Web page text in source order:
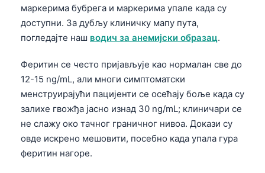
маркерима бубрега и маркерима упале када су
доступни. За дубљу клиничку мапу пута,
погледајте наш водич за анемијски образац.
Феритин се често пријављује као нормалан све до
12-15 ng/mL, али многи симптоматски
менструирајући пацијенти се осећају боље када су
залихе гвожђа јасно изнад 30 ng/mL; клиничари се
не слажу око тачног граничног нивоа. Докази су
овде искрено мешовити, посебно када упала гура
феритин нагоре.